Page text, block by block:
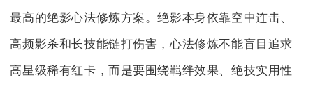
最高的绝影心法修炼方案。绝影本身依靠空中连击、
高频影杀和长技能链打伤害，心法修炼不能盲目追求
高星级稀有红卡，而是要围绕羁绊效果、绝技实用性